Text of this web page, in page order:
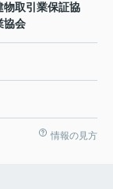
取引業保証協
協会
情報の見方